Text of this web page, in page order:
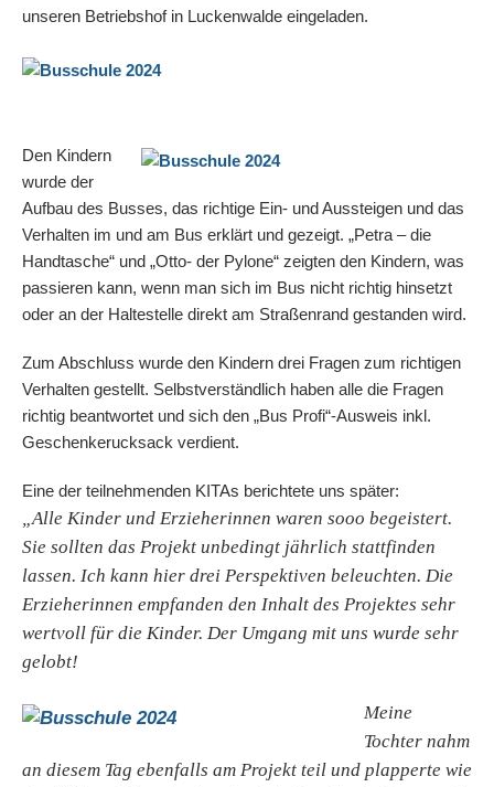
unseren Betriebshof in Luckenwalde eingeladen.
Den Kindern
wurde der
Aufbau des Busses, das richtige Ein- und Aussteigen und das
Verhalten im und am Bus erklärt und gezeigt. „Petra – die
Handtasche“ und „Otto- der Pylone“ zeigten den Kindern, was
passieren kann, wenn man sich im Bus nicht richtig hinsetzt
oder an der Haltestelle direkt am Straßenrand gestanden wird.
Zum Abschluss wurde den Kindern drei Fragen zum richtigen
Verhalten gestellt. Selbstverständlich haben alle die Fragen
richtig beantwortet und sich den „Bus Profi“-Ausweis inkl.
Geschenkerucksack verdient.
Eine der teilnehmenden KITAs berichtete uns später:
„Alle Kinder und Erzieherinnen waren sooo begeistert.
Sie sollten das Projekt unbedingt jährlich stattfinden
lassen. Ich kann hier drei Perspektiven beleuchten. Die
Erzieherinnen empfanden den Inhalt des Projektes sehr
wertvoll für die Kinder. Der Umgang mit uns wurde sehr
gelobt!
Meine
Tochter nahm
an diesem Tag ebenfalls am Projekt teil und plapperte wie